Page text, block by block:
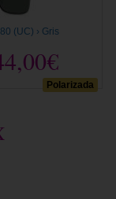
Polarizada
(UC) › Gris